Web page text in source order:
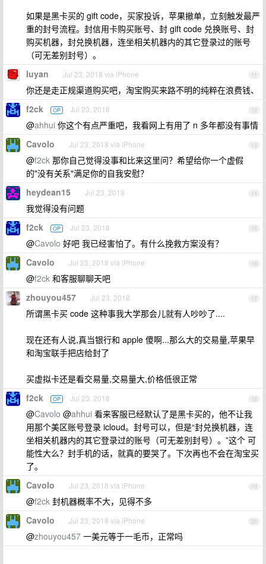
如果是黑卡买的 gift code，买家投诉，苹果撤单，立刻触发最严
重的封号流程。封信用卡购买账号、封 gift code 兑换账号、封
购买机器，封兑换机器，连坐相关机器内的其它登录过的账号
（可无差别封号）。
11
luyan Jul 23, 2018 via iPhone
你还是走正规渠道购买吧，淘宝购买来路不明的纯粹在浪费钱、
12
f2ck OP Jul 23, 2018
@ahhui 你这个有点严重吧，我看网上有用了 n 多年都没有事情
13
Cavolo Jul 23, 2018 via iPhone
@f2ck 那你自己觉得没事和比来这里问？希望给你一个虚假
的"没有关系"满足你的自我安慰？
14
heydean15 Jul 23, 2018
我觉得没有问题
15
f2ck OP Jul 23, 2018
@Cavolo 好吧 我已经害怕了。有什么挽救方案没有？
16
Cavolo Jul 23, 2018 via iPhone
@f2ck 和客服聊聊天吧
17
zhouyou457 Jul 23, 2018
所谓黑卡买 code 这种事我大学那会儿就有人吵吵了....
现在还有人说,真当银行和 apple 傻啊...那么大的交易量,苹果早
和淘宝联手把店给封了
买虚拟卡还是看交易量,交易量大,价格低很正常
18
f2ck OP Jul 23, 2018
@Cavolo @ahhui 看来客服已经默认了是黑卡买的，他不让我
用那个美区账号登录 icloud。封号可以，但是“封兑换机器，连
坐相关机器内的其它登录过的账号（可无差别封号）。”这个 可
能性大么？封手机的话，就真的要哭了。下次再也不会在淘宝买
了。
19
Cavolo Jul 23, 2018 via iPhone
@f2ck 封机器概率不大，见得不多
20
Cavolo Jul 23, 2018 via iPhone
@zhouyou457 一美元等于一毛币，正常吗